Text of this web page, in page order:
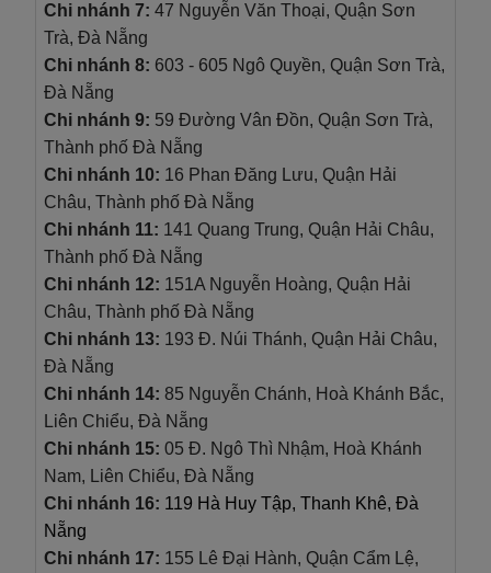
Chi nhánh 7: 47 Nguyễn Văn Thoại, Quận Sơn
Trà, Đà Nẵng
Chi nhánh 8: 603 - 605 Ngô Quyền, Quận Sơn Trà,
Đà Nẵng
Chi nhánh 9: 59 Đường Vân Đồn, Quận Sơn Trà,
Thành phố Đà Nẵng
Chi nhánh 10: 16 Phan Đăng Lưu, Quận Hải
Châu, Thành phố Đà Nẵng
Chi nhánh 11: 141 Quang Trung, Quận Hải Châu,
Thành phố Đà Nẵng
Chi nhánh 12: 151A Nguyễn Hoàng, Quận Hải
Châu, Thành phố Đà Nẵng
Chi nhánh 13: 193 Đ. Núi Thánh, Quận Hải Châu,
Đà Nẵng
Chi nhánh 14: 85 Nguyễn Chánh, Hoà Khánh Bắc,
Liên Chiểu, Đà Nẵng
Chi nhánh 15: 05 Đ. Ngô Thì Nhậm, Hoà Khánh
Nam, Liên Chiểu, Đà Nẵng
Chi nhánh 16: 119 Hà Huy Tập, Thanh Khê, Đà
Nẵng
Chi nhánh 17: 155 Lê Đại Hành, Quận Cẩm Lệ,